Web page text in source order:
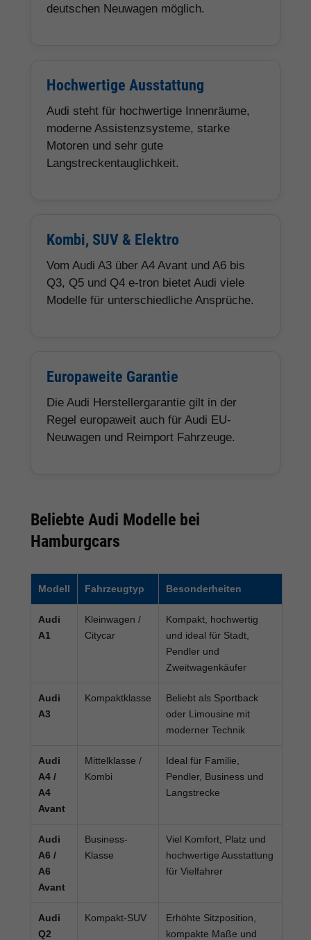
deutschen Neuwagen möglich.
Hochwertige Ausstattung
Audi steht für hochwertige Innenräume,
moderne Assistenzsysteme, starke
Motoren und sehr gute
Langstreckentauglichkeit.
Kombi, SUV & Elektro
Vom Audi A3 über A4 Avant und A6 bis
Q3, Q5 und Q4 e-tron bietet Audi viele
Modelle für unterschiedliche Ansprüche.
Europaweite Garantie
Die Audi Herstellergarantie gilt in der
Regel europaweit auch für Audi EU-
Neuwagen und Reimport Fahrzeuge.
Beliebte Audi Modelle bei
Hamburgcars
Modell Fahrzeugtyp Besonderheiten
Audi
A1
Kleinwagen /
Citycar
Kompakt, hochwertig
und ideal für Stadt,
Pendler und
Zweitwagenkäufer
Audi
A3
Kompaktklasse
Beliebt als Sportback
oder Limousine mit
moderner Technik
Audi
A4 /
A4
Avant
Mittelklasse /
Kombi
Ideal für Familie,
Pendler, Business und
Langstrecke
Audi
A6 /
A6
Avant
Business-
Klasse
Viel Komfort, Platz und
hochwertige Ausstattung
für Vielfahrer
Audi
Q2
Kompakt-SUV
Erhöhte Sitzposition,
kompakte Maße und